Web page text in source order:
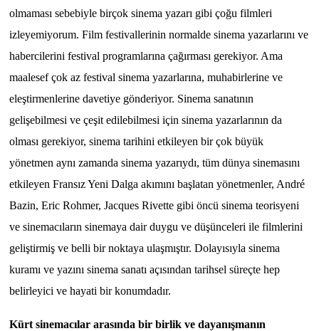
olmaması sebebiyle birçok sinema yazarı gibi çoğu filmleri
izleyemiyorum. Film festivallerinin normalde sinema yazarlarını ve
habercilerini festival programlarına çağırması gerekiyor. Ama
maalesef çok az festival sinema yazarlarına, muhabirlerine ve
eleştirmenlerine davetiye gönderiyor. Sinema sanatının
gelişebilmesi ve çeşit edilebilmesi için sinema yazarlarının da
olması gerekiyor, sinema tarihini etkileyen bir çok büyük
yönetmen aynı zamanda sinema yazarıydı, tüm dünya sinemasını
etkileyen Fransız Yeni Dalga akımını başlatan yönetmenler, André
Bazin, Eric Rohmer, Jacques Rivette gibi öncü sinema teorisyeni
ve sinemacıların sinemaya dair duygu ve düşünceleri ile filmlerini
geliştirmiş ve belli bir noktaya ulaşmıştır. Dolayısıyla sinema
kuramı ve yazını sinema sanatı açısından tarihsel süreçte hep
belirleyici ve hayati bir konumdadır.
Kürt sinemacılar arasında bir birlik ve dayanışmanın